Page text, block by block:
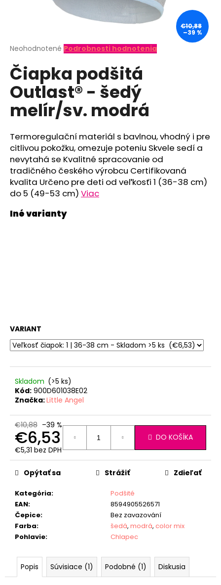
Priemerné
produktu
je
0,0
z
5
hviezdičiek.
Neohodnotené Podrobnosti hodnotenia
Čiapka podšitá
Outlast® - šedý
melír/sv. modrá
Termoregulační materiál s bavlnou, vhodný i pre
citlivou pokožku, omezuje poteniu Skvele sedí a
nevytahá se Kvalitné spracovanie od
tradičného českého výrobcu Certifikovaná
kvalita Určeno pre deti od veľkosťi 1 (36-38 cm)
do 5 (49-53 cm) Viac
VARIANT
Skladom (>5 ks)
Kód: 900D601038E02
Značka:Little Angel
€10,88 –39 %
€6,53
€5,31 bez DPH
Jednotková
cena:
DO KOŠÍKA
Kategória:
Podšité
EAN:
8594905526571
Čepice:
Bez zavazování
Farba: šedá, modrá, color mix
Pohlavie: Chlapec
Opýtať sa Strážiť Zdieľať
€10,88
–39 %
Popis Súvisiace (1) Podobné (1) Diskusia
ť
?
HĽADAŤ
O
d
p
o
ú
PRIEDUŠNÉ
-
BIELA